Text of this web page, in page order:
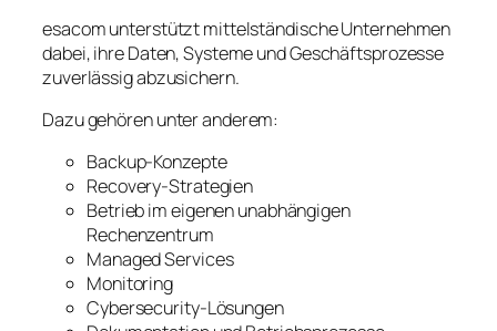
esacom unterstützt mittelständische Unternehmen
dabei, ihre Daten, Systeme und Geschäftsprozesse
zuverlässig abzusichern.
Dazu gehören unter anderem:
Backup-Konzepte
Recovery-Strategien
Betrieb im eigenen unabhängigen
Rechenzentrum
Managed Services
Monitoring
Cybersecurity-Lösungen